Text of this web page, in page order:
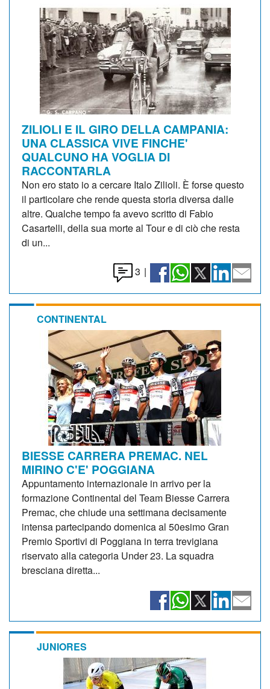
ZILIOLI E IL GIRO DELLA CAMPANIA:
UNA CLASSICA VIVE FINCHE'
QUALCUNO HA VOGLIA DI
RACCONTARLA
Non ero stato io a cercare Italo Zilioli. È forse questo
il particolare che rende questa storia diversa dalle
altre. Qualche tempo fa avevo scritto di Fabio
Casartelli, della sua morte al Tour e di ciò che resta
di un...
3 |
CONTINENTAL
BIESSE CARRERA PREMAC. NEL
MIRINO C'E' POGGIANA
Appuntamento internazionale in arrivo per la
formazione Continental del Team Biesse Carrera
Premac, che chiude una settimana decisamente
intensa partecipando domenica al 50esimo Gran
Premio Sportivi di Poggiana in terra trevigiana
riservato alla categoria Under 23. La squadra
bresciana diretta...
JUNIORES